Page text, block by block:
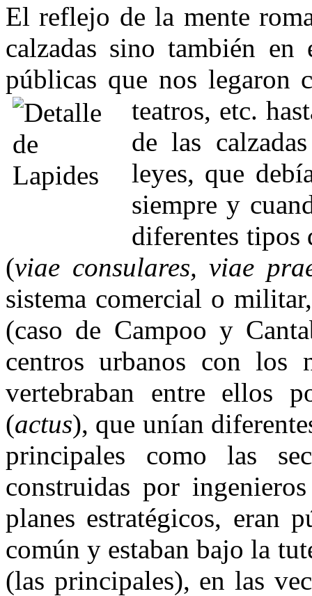
El reflejo de la mente
calzadas sino también
públicas que nos legaron
teatros, etc.
de las
leyes, que
siempre y
diferentes tipos
(viae consulares, viae
sistema comercial o
(caso de Campoo y
centros urbanos con los
vertebraban entre ellos
(actus), que unían
principales como las
construidas por
planes estratégicos, eran
común y estaban bajo la
(las principales), en las